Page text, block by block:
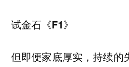
试金石《F1》
但即便家底厚实，持续的